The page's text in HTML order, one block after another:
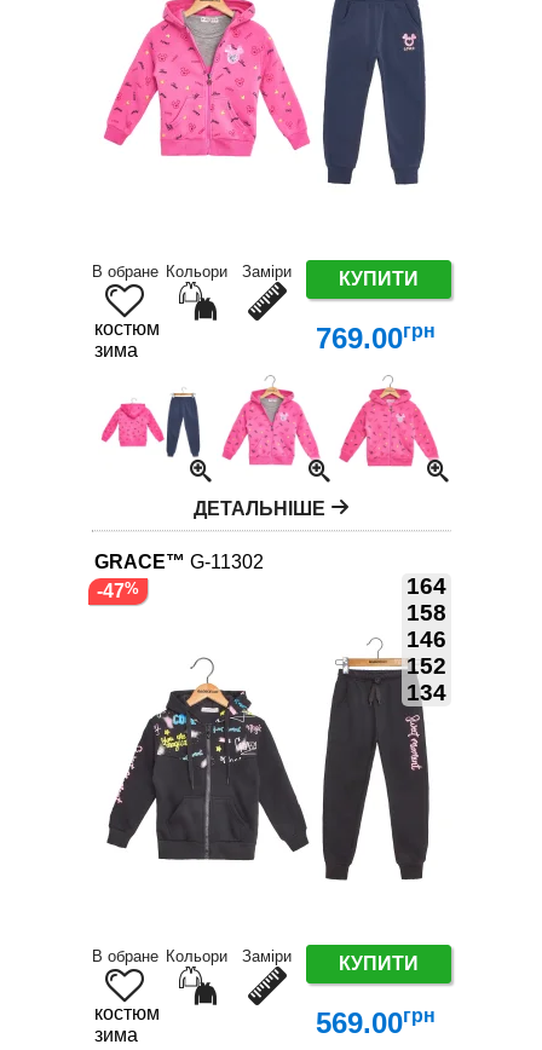
В обране Кольори Заміри КУПИТИ
костюм
зима
769.00грн
ДЕТАЛЬНІШЕ
GRACE™ G-11302
164
158
146
152
134
В обране Кольори Заміри КУПИТИ
костюм
зима
569.00грн
-47